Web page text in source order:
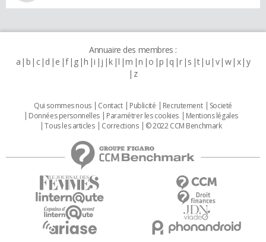
Annuaire des membres :
a b c d e f g h i j k l m n o p q r s t u v w x y
z
Qui sommes nous Contact Publicité Recrutement
Societé
Données personnelles
Paramétrer les cookies
Mentions légales
Tous les articles
Corrections © 2022 CCM Benchmark